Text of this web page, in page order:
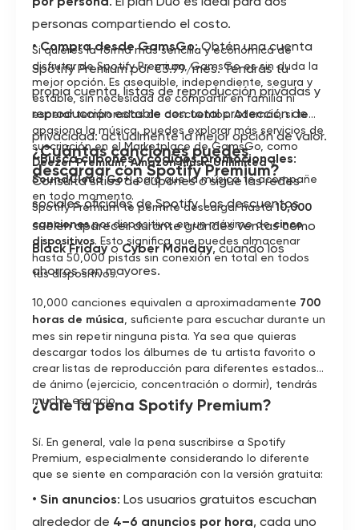
personas compartiendo el costo.
•Compra desde GamsGo: Obtén una cuenta
Spotify Premium por €3.99/mes. Tendrás tu
propia cuenta, listas de reproducción privadas y
reproducción estable con total protección de
privacidad: actualmente la mejor opción de valor.
•Busca cupones y códigos promocionales:
Consulta sitios de cupones o sigue las redes
sociales oficiales de Spotify. Los descuentos
suelen aparecer durante grandes ventas como
Black FridayoCyber Monday, cuando los
ahorros son mayores.
Si quieres la forma más sencilla y económica de
disfrutar de Spotify Premium, GamsGo es sin duda la
mejor opción. Es asequible, independiente, segura y
estable, sin necesidad de compartir en familia ni
esperar temporadas de descuentos. Además, si te
apasiona la música, puedes explorar más servicios de
suscripción en el Marketplace de GamsGo, como
Deezer Premium,Amazon Music Unlimitedy
SoundCloud Go+, para que la música te acompañe
en todo momento.
¿Cuántas canciones puedes
descargar con Spotify Premium?
Spotify Premium te permite descargar hasta10,000
cancionespor dispositivo, en un máximo decinco
dispositivos. Esto significa que puedes almacenar
hasta 50,000 pistas sin conexión en total en todos
tus dispositivos.
10,000 canciones equivalen a aproximadamente 700
horas de música , suficiente para escuchar durante un
mes sin repetir ninguna pista. Ya sea que quieras
descargar todos los álbumes de tu artista favorito o
crear listas de reproducción para diferentes estados
de ánimo (ejercicio, concentración o dormir), tendrás
mucho espacio.
¿Vale la pena Spotify Premium?
Sí. En general, vale la pena suscribirse a Spotify
Premium, especialmente considerando lo diferente
que se siente en comparación con la versión gratuita:
• Sin anuncios: Los usuarios gratuitos escuchan
alrededor de 4–6 anuncios por hora, cada uno